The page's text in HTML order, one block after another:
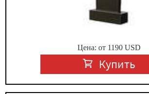
Цена: от 1190 USD
Купить